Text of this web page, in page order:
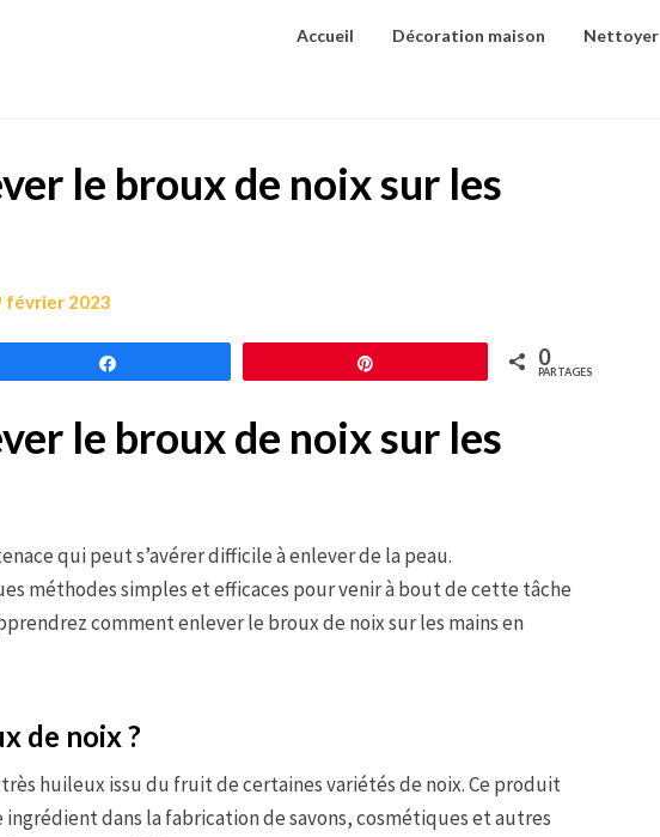
Accueil Décoration maison Nettoyer
le broux de noix sur les
février 2023
0
PARTAGES
le broux de noix sur les
qui peut s’avérer difficile à enlever de la peau.
méthodes simples et efficaces pour venir à bout de cette tâche
comment enlever le broux de noix sur les mains en
de noix ?
huileux issu du fruit de certaines variétés de noix. Ce produit
dans la fabrication de savons, cosmétiques et autres